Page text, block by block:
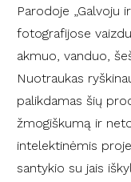
Parodoje „Galvoju
fotografijose
akmuo, vanduo,
Nuotraukas
palikdamas šių
žmogiškumą ir
intelektinėmis
santykio su jais